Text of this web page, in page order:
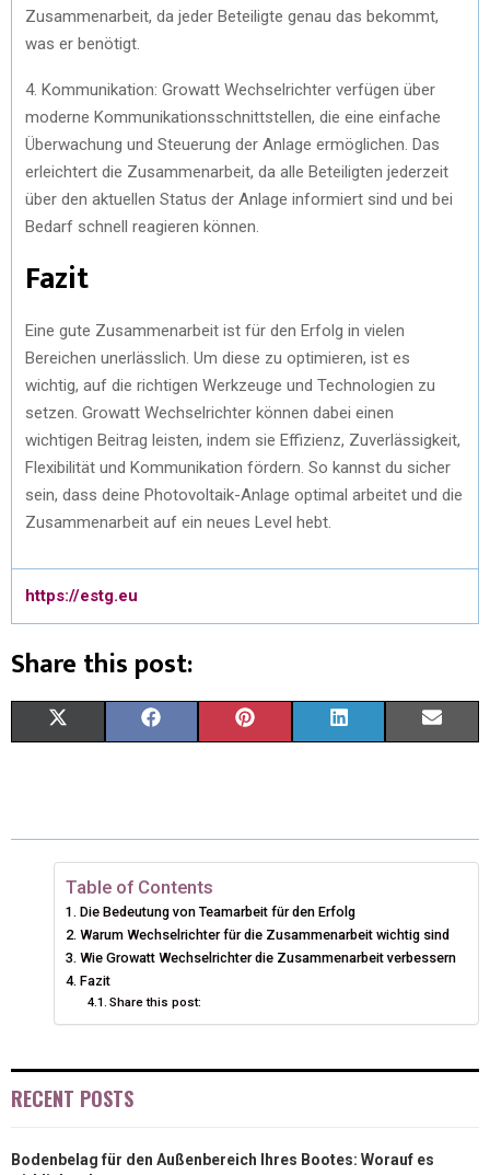
Zusammenarbeit, da jeder Beteiligte genau das bekommt,
was er benötigt.
4. Kommunikation: Growatt Wechselrichter verfügen über
moderne Kommunikationsschnittstellen, die eine einfache
Überwachung und Steuerung der Anlage ermöglichen. Das
erleichtert die Zusammenarbeit, da alle Beteiligten jederzeit
über den aktuellen Status der Anlage informiert sind und bei
Bedarf schnell reagieren können.
Fazit
Eine gute Zusammenarbeit ist für den Erfolg in vielen
Bereichen unerlässlich. Um diese zu optimieren, ist es
wichtig, auf die richtigen Werkzeuge und Technologien zu
setzen. Growatt Wechselrichter können dabei einen
wichtigen Beitrag leisten, indem sie Effizienz, Zuverlässigkeit,
Flexibilität und Kommunikation fördern. So kannst du sicher
sein, dass deine Photovoltaik-Anlage optimal arbeitet und die
Zusammenarbeit auf ein neues Level hebt.
https://estg.eu
Share this post:
R
E
O
N
W
I
T
T
)
R
E
O
N
E
B
O
O
K
R
O
N
T
R
E
R
N
K
I
R
N
I
Table of Contents
Die Bedeutung von Teamarbeit für den Erfolg
Warum Wechselrichter für die Zusammenarbeit wichtig sind
Wie Growatt Wechselrichter die Zusammenarbeit verbessern
Fazit
Share this post:
RECENT POSTS
Bodenbelag für den Außenbereich Ihres Bootes: Worauf es